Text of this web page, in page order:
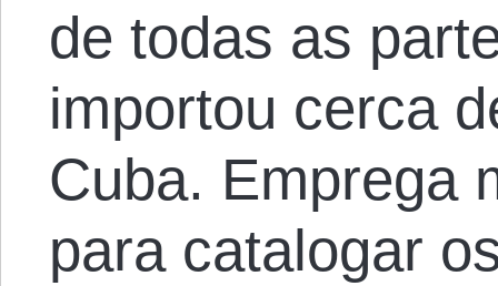
de todas as
importou cerca
Cuba. Emprega
para catalogar